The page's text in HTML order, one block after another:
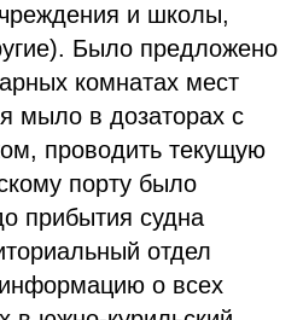
и школы,
Было предложено
комнатах мест
мыло в дозаторах с
проводить текущую
порту было
прибытия судна
отдел
о всех